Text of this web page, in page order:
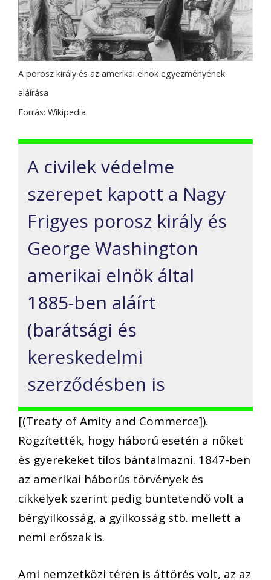
A porosz király és az amerikai elnök egyezményének
aláírása
Forrás: Wikipedia
A civilek védelme
szerepet kapott a Nagy
Frigyes porosz király és
George Washington
amerikai elnök által
1885-ben aláírt
(barátsági és
kereskedelmi
szerződésben is
[(Treaty of Amity and Commerce]).
Rögzítették, hogy háború esetén a nőket
és gyerekeket tilos bántalmazni. 1847-ben
az amerikai háborús törvények és
cikkelyek szerint pedig büntetendő volt a
bérgyilkosság, a gyilkosság stb. mellett a
nemi erőszak is.
Ami nemzetközi téren is áttörés volt, az az